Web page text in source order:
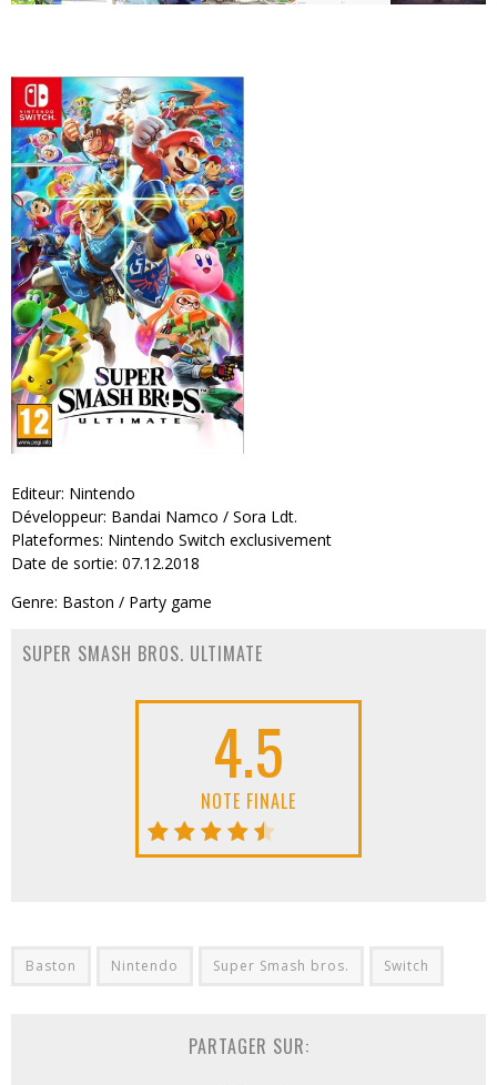
Editeur: Nintendo
Développeur: Bandai Namco / Sora Ldt.
Plateformes: Nintendo Switch exclusivement
Date de sortie: 07.12.2018
Genre: Baston / Party game
SUPER SMASH BROS. ULTIMATE
4.5
NOTE FINALE
Baston Nintendo Super Smash bros. Switch
PARTAGER SUR: